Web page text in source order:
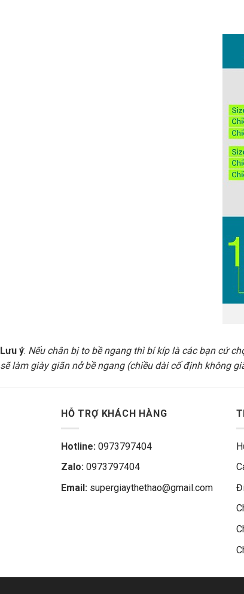
Lưu ý: Nếu chân bị to bề ngang thì bí kíp là các bạn cứ
sẽ làm giày giãn nở bề ngang (chiều dài cố định không
HỖ TRỢ KHÁCH HÀNG
Hotline: 0973797404
Zalo: 0973797404
Email: supergiaythethao@gmail.com